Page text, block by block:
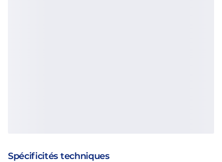
Spécificités techniques